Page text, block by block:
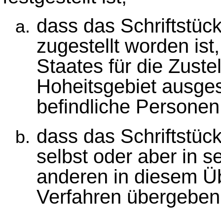
dass das
zugestellt worden
Staates für die
Hoheitsgebiet
befindliche
dass das
selbst oder aber in
anderen in diesem
Verfahren